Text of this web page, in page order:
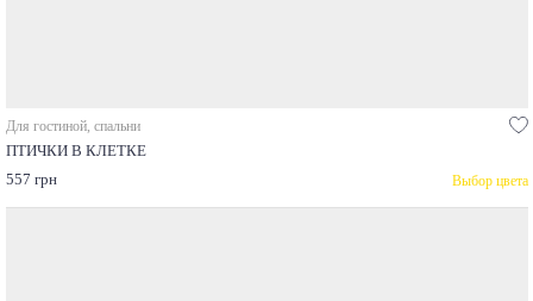
Для гостиной, спальни
ПТИЧКИ В КЛЕТКЕ
557 грн
Выбор цвета